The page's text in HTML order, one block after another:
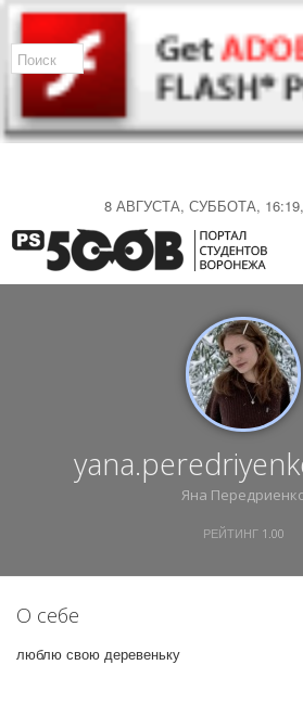
8 АВГУСТА, СУББОТА,
Яна
РЕЙТИНГ 1.00
О себе
люблю свою деревеньку